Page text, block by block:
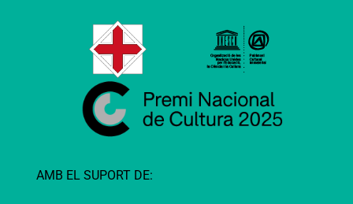
AMB EL SUPORT DE: